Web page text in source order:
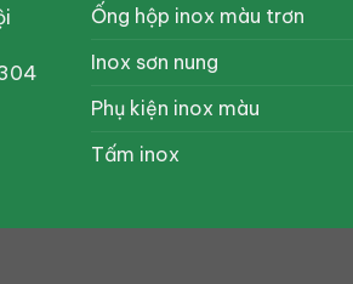
Ống hộp inox màu trơn
Inox sơn nung
Phụ kiện inox màu
Tấm inox